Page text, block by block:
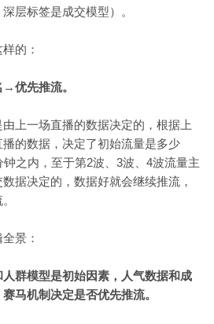
层标签是成交模型）。
的：
优先推流。
一场直播的数据决定的，根据上
的数据，决定了初始流量是多少
之内，至于第2波、3波、4波流量主
据决定的，数据好就会继续推流，
景：
群模型是初始因素，人气数据和成
马机制决定是否优先推流。